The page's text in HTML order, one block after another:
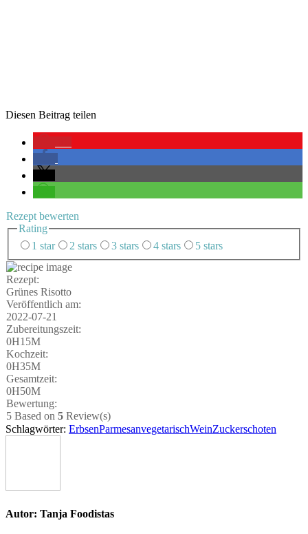
Die­sen Bei­trag teilen
Rezept bewer­ten
Rating
1 star
2 stars 3 stars 4 stars 5 stars
Rezept:
Grü­nes Risotto
Ver­öf­fent­lich am:
2022-07-21
Zube­rei­tungs­zeit:
0H15M
Koch­zeit:
0H35M
Gesamt­zeit:
0H50M
Bewer­tung:
5 Based on 5 Review(s)
Schlagwörter: ErbsenParmesanvegetarischWeinZuckerschoten
Autor: Tanja Foodistas